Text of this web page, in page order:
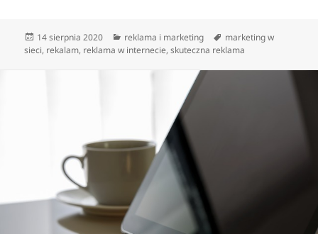
Data
publikacji
14 sierpnia 2020 Kategorie
reklama i marketing Tagi
marketing w
sieci, rekalam, reklama w internecie,skuteczna reklama